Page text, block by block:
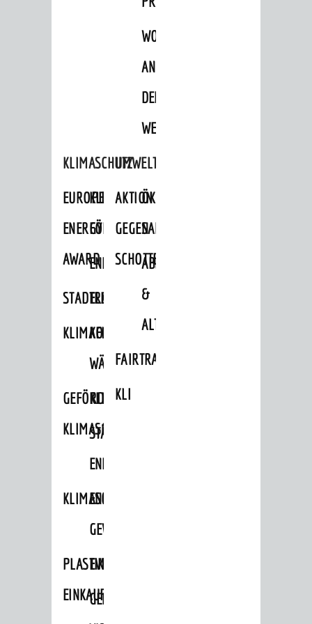
WOHNBEBAUUNG
AN
DER
WEINBERGSTRASSE
KLIMASCHUTZ
EUROPEAN
ENERGY
AWARD
KLIMASCHUTZ-
FÖRDERPROGRAMME
ENERGIEBERATUNG
STADTRADELN
ELEKTROMOBILITÄTSBERATUNG
KLIMAFITKOMMUNALE
WÄRMEPLANUNG
GEFÖRDERTE
KLIMASCHUTZMASSNAHMEN
KLIMASCHUTZKONZEPT
STÄDTISCHES
ENERGIEMANAGEMENT
KLIMASCHUTZKOMMISSION
ENERGIEKARAWANE
GEWERBE
PLASTIKTÜTENFREIE
EINKAUFSSTADT
EVENTS
GEMEINSAME
UMWELTSCHUTZ
AKTION
GEGEN
SCHOTTERGÄRTEN
ÖKOLOGISCHE
SANIERUNG/WAIDSEE
ABFALL
&
ALTLASTEN
FAIRTRADE
KLEIDERTAUSCHBÖRSE